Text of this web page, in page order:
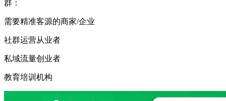
群：
需要精准客源的商家/企业
社群运营从业者
私域流量创业者
教育培训机构